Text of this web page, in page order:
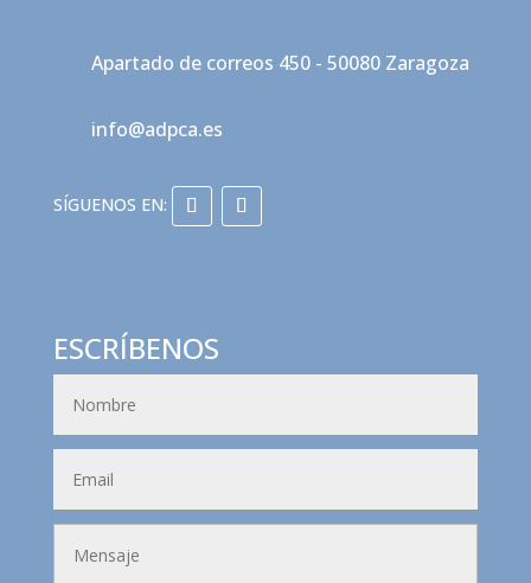
Apartado de correos 450 - 50080 Zaragoza
info@adpca.es
ESCRÍBENOS